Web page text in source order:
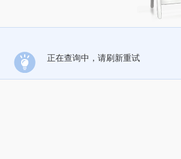
正在查询中，请刷新重试